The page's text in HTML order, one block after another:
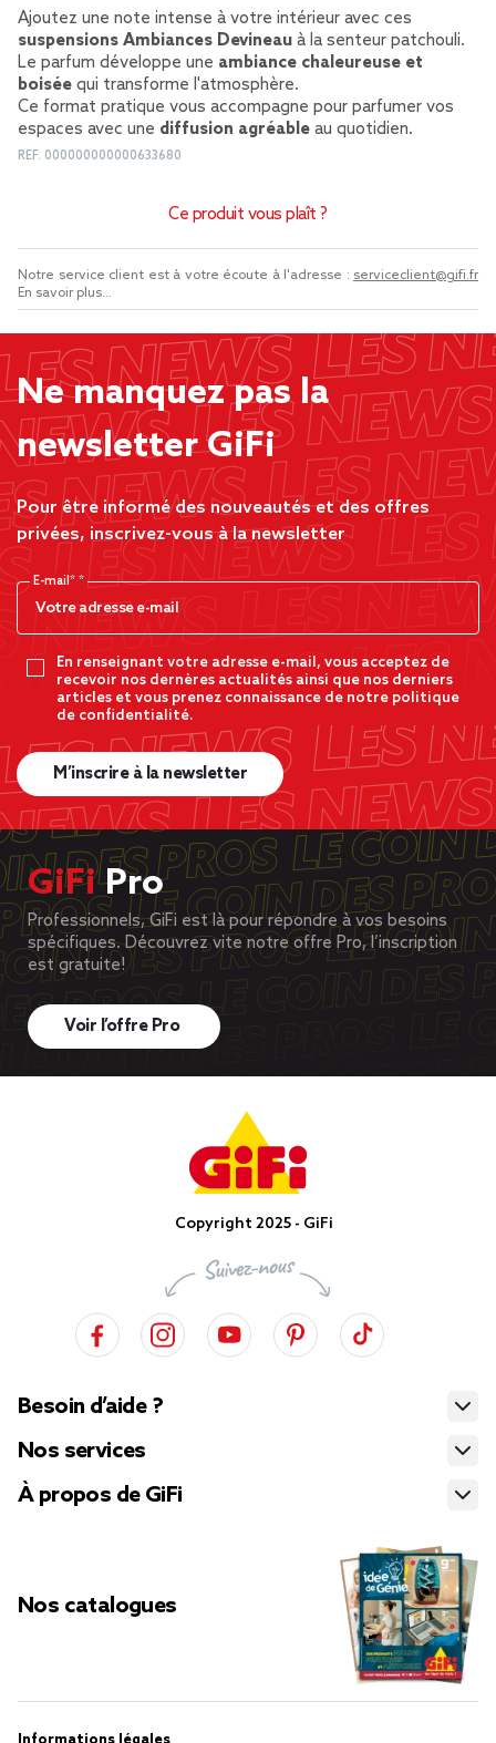
Ajoutez une note intense à votre intérieur avec ces
suspensions Ambiances Devineau à la senteur patchouli.
Le parfum développe une ambiance chaleureuse et
boisée qui transforme l'atmosphère.
Ce format pratique vous accompagne pour parfumer vos
espaces avec une diffusion agréable au quotidien.
REF. 000000000000633680
Ce produit vous plaît ?
Notre service client est à votre écoute à l'adresse : serviceclient@gifi.fr
En savoir plus...
Ne manquez pas la
newsletter GiFi
Pour être informé des nouveautés et des offres
privées, inscrivez-vous à la newsletter
E-mail*
En renseignant votre adresse e-mail, vous acceptez de
recevoir nos dernères actualités ainsi que nos derniers
articles et vous prenez connaissance de notre politique
de confidentialité.
M’inscrire à la newsletter
GiFiPro
Professionnels, GiFi est là pour répondre à vos besoins
spécifiques. Découvrez vite notre offre Pro, l’inscription
est gratuite!
Voir l’offre Pro
Copyright 2025 - GiFi
Besoin d’aide ?
Nos services
À propos de GiFi
Nos catalogues